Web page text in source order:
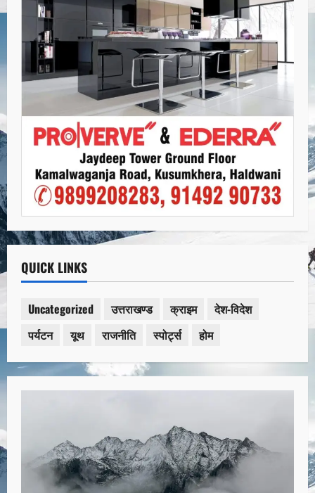
QUICK LINKS
Uncategorized उत्तराखण्ड क्राइम
देश-विदेश
पर्यटन
यूथ राजनीति स्पोर्ट्स होम